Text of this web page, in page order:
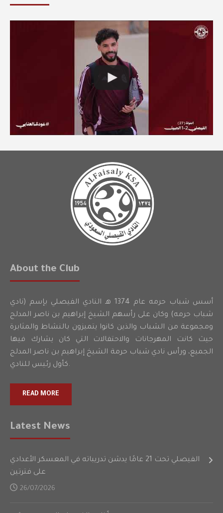
About the Club
أسس شباب حرمه عام 1374 هـ النادي الفيصلي بإسم (نادي
شباب حرمه) وكان على رأسهم الشيخ إبراهيم بن ناصر المدلج
ومجموعة من الشباب والذين كانوا يتميزون بالنشاط والمثابرة
حيث كانت المهرجانات والاحتفالات التي كان يشارك فيها
الجميع، ورأس نادي شباب حرمة الشيخ إبراهيم بن ناصر المدلج
كأول رئيس للنادي.
READ MORE
Latest News
الفيصلي تحت 21 عامًا يدشن تدريباته في المعسكر الأعدادي
على فترتين
26/07/2026